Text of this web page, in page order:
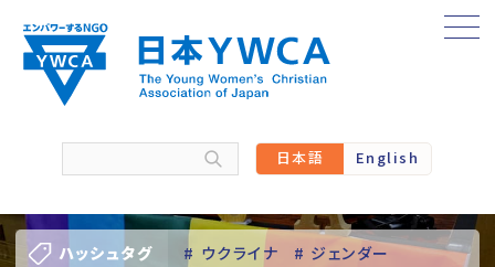
content
日本語 English
ハッシュタグ # ウクライナ # ジェンダー